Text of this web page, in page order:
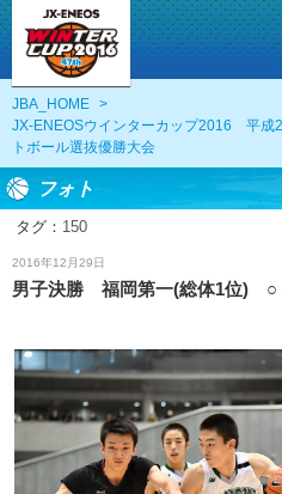
JBA_HOME
>
JX-ENEOSウインターカップ2016 平成
トボール選抜優勝大会
フォト
タグ： 150
2016年12月29日
男子決勝 福岡第一(総体1位) ○